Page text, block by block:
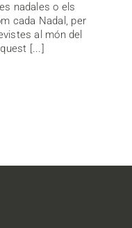
nadales o els
cada Nadal, per
al món del
[...]